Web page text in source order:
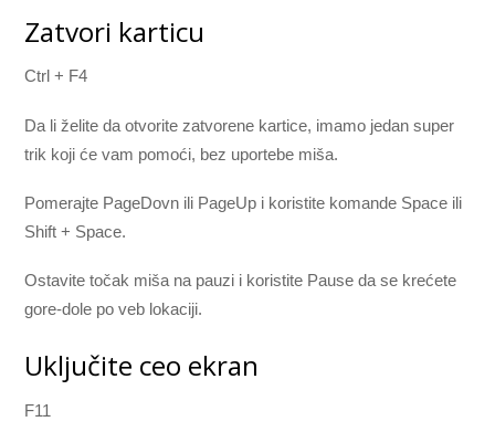
Zatvori karticu
Ctrl + F4
Da li želite da otvorite zatvorene kartice, imamo jedan super
trik koji će vam pomoći, bez uportebe miša.
Pomerajte PageDovn ili PageUp i koristite komande Space ili
Shift + Space.
Ostavite točak miša na pauzi i koristite Pause da se krećete
gore-dole po veb lokaciji.
Uključite ceo ekran
F11